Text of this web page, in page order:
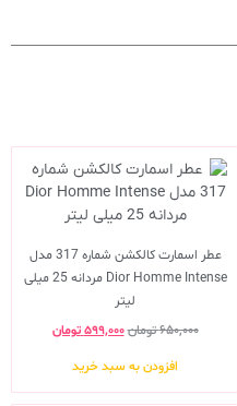
عطر اسمارت کالکشن شماره 317 مدل
Dior Homme Intense مردانه 25 میلی
لیتر
۶۵۰,۰۰۰تومان۵۹۹,۰۰۰ تومان
افزودن به سبد خرید